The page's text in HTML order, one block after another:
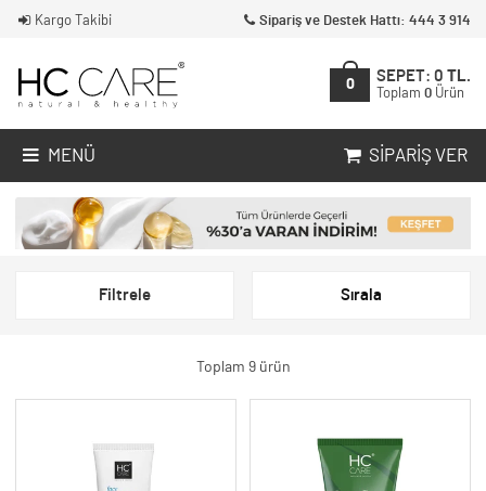
Kargo Takibi Sipariş ve Destek Hattı: 444 3 914
0
SEPET: 0 TL.
Toplam 0 Ürün
MENÜ SIPARIŞ VER
Filtrele Sırala
Toplam 9 ürün